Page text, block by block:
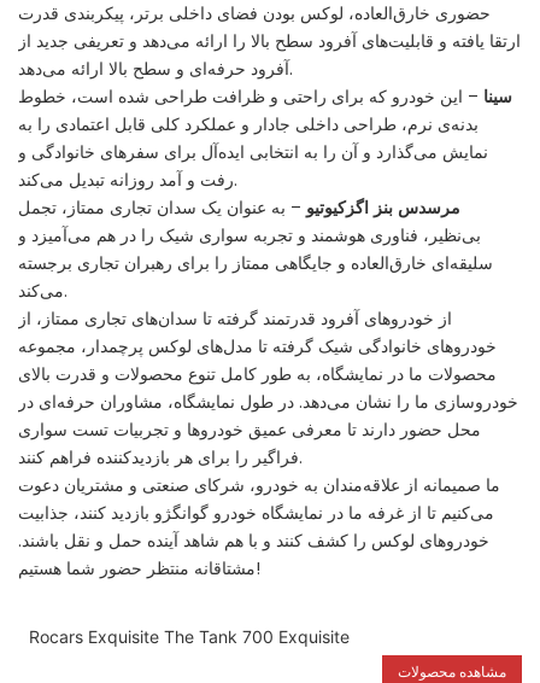
حضوری خارق‌العاده، لوکس بودن فضای داخلی برتر، پیکربندی قدرت
ارتقا یافته و قابلیت‌های آفرود سطح بالا را ارائه می‌دهد و تعریفی جدید از
آفرود حرفه‌ای و سطح بالا ارائه می‌دهد.
سینا – این خودرو که برای راحتی و ظرافت طراحی شده است، خطوط
بدنه‌ی نرم، طراحی داخلی جادار و عملکرد کلی قابل اعتمادی را به
نمایش می‌گذارد و آن را به انتخابی ایده‌آل برای سفرهای خانوادگی و
رفت و آمد روزانه تبدیل می‌کند.
مرسدس بنز اگزکیوتیو – به عنوان یک سدان تجاری ممتاز، تجمل
بی‌نظیر، فناوری هوشمند و تجربه سواری شیک را در هم می‌آمیزد و
سلیقه‌ای خارق‌العاده و جایگاهی ممتاز را برای رهبران تجاری برجسته
می‌کند.
از خودروهای آفرود قدرتمند گرفته تا سدان‌های تجاری ممتاز، از
خودروهای خانوادگی شیک گرفته تا مدل‌های لوکس پرچمدار، مجموعه
محصولات ما در نمایشگاه، به طور کامل تنوع محصولات و قدرت بالای
خودروسازی ما را نشان می‌دهد. در طول نمایشگاه، مشاوران حرفه‌ای در
محل حضور دارند تا معرفی عمیق خودروها و تجربیات تست سواری
فراگیر را برای هر بازدیدکننده فراهم کنند.
ما صمیمانه از علاقه‌مندان به خودرو، شرکای صنعتی و مشتریان دعوت
می‌کنیم تا از غرفه ما در نمایشگاه خودرو گوانگژو بازدید کنند، جذابیت
خودروهای لوکس را کشف کنند و با هم شاهد آینده حمل و نقل باشند.
مشتاقانه منتظر حضور شما هستیم!
Rocars Exquisite The Tank 700 Exquisite
مشاهده محصولات